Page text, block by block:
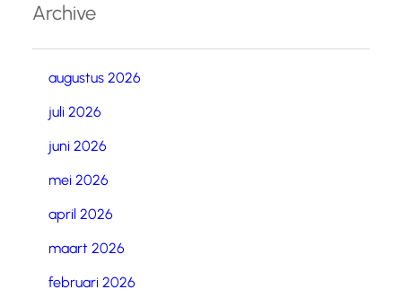
Archive
augustus 2026
juli 2026
juni 2026
mei 2026
april 2026
maart 2026
februari 2026